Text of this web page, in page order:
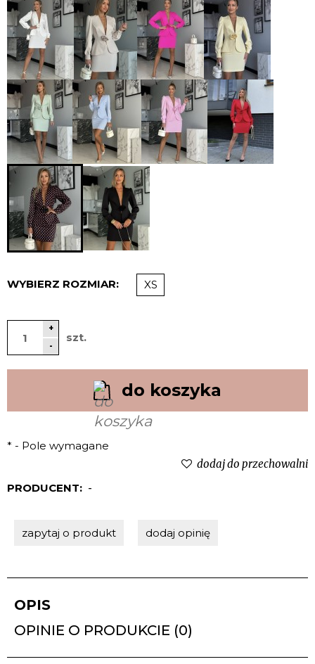
WYBIERZ ROZMIAR: XS
+
-
szt.
do koszyka
* - Pole wymagane
dodaj do przechowalni
PRODUCENT: -
zapytaj o produkt dodaj opinię
OPIS
OPINIE O PRODUKCIE (0)